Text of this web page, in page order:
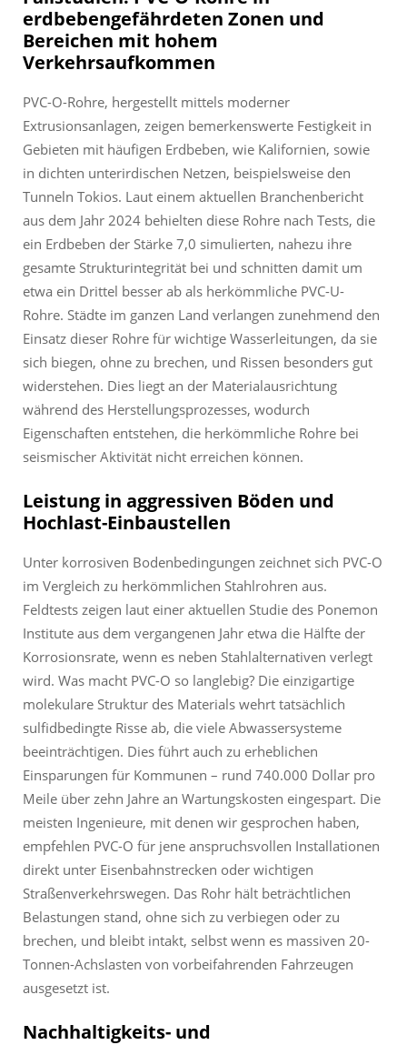
erdbebengefährdeten Zonen und
Bereichen mit hohem
Verkehrsaufkommen
PVC-O-Rohre, hergestellt mittels moderner
Extrusionsanlagen, zeigen bemerkenswerte Festigkeit in
Gebieten mit häufigen Erdbeben, wie Kalifornien, sowie
in dichten unterirdischen Netzen, beispielsweise den
Tunneln Tokios. Laut einem aktuellen Branchenbericht
aus dem Jahr 2024 behielten diese Rohre nach Tests, die
ein Erdbeben der Stärke 7,0 simulierten, nahezu ihre
gesamte Strukturintegrität bei und schnitten damit um
etwa ein Drittel besser ab als herkömmliche PVC-U-
Rohre. Städte im ganzen Land verlangen zunehmend den
Einsatz dieser Rohre für wichtige Wasserleitungen, da sie
sich biegen, ohne zu brechen, und Rissen besonders gut
widerstehen. Dies liegt an der Materialausrichtung
während des Herstellungsprozesses, wodurch
Eigenschaften entstehen, die herkömmliche Rohre bei
seismischer Aktivität nicht erreichen können.
Leistung in aggressiven Böden und
Hochlast-Einbaustellen
Unter korrosiven Bodenbedingungen zeichnet sich PVC-O
im Vergleich zu herkömmlichen Stahlrohren aus.
Feldtests zeigen laut einer aktuellen Studie des Ponemon
Institute aus dem vergangenen Jahr etwa die Hälfte der
Korrosionsrate, wenn es neben Stahlalternativen verlegt
wird. Was macht PVC-O so langlebig? Die einzigartige
molekulare Struktur des Materials wehrt tatsächlich
sulfidbedingte Risse ab, die viele Abwassersysteme
beeinträchtigen. Dies führt auch zu erheblichen
Einsparungen für Kommunen – rund 740.000 Dollar pro
Meile über zehn Jahre an Wartungskosten eingespart. Die
meisten Ingenieure, mit denen wir gesprochen haben,
empfehlen PVC-O für jene anspruchsvollen Installationen
direkt unter Eisenbahnstrecken oder wichtigen
Straßenverkehrswegen. Das Rohr hält beträchtlichen
Belastungen stand, ohne sich zu verbiegen oder zu
brechen, und bleibt intakt, selbst wenn es massiven 20-
Tonnen-Achslasten von vorbeifahrenden Fahrzeugen
ausgesetzt ist.
Nachhaltigkeits- und